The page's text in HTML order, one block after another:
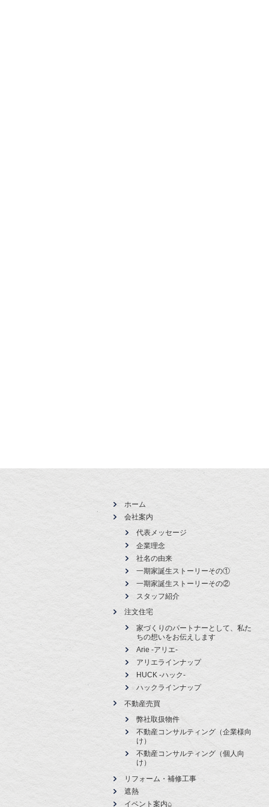
ホーム
会社案内
代表メッセージ
企業理念
社名の由来
一期家誕生ストーリーその①
一期家誕生ストーリーその②
スタッフ紹介
注文住宅
家づくりのパートナーとして、私た
ちの想いをお伝えします
Arie -アリエ-
アリエラインナップ
HUCK -ハック-
ハックラインナップ
不動産売買
弊社取扱物件
不動産コンサルティング（企業様向
け）
不動産コンサルティング（個人向
け）
リフォーム・補修工事
遮熱
イベント案内⌂